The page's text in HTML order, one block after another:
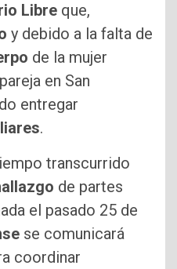
Libre que,
y debido a la falta de
de la mujer
en San
entregar
.
transcurrido
de partes
el pasado 25 de
se comunicará
coordinar